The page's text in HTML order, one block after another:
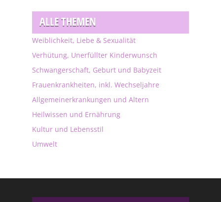
ALLE THEMEN
Weiblichkeit, Liebe & Sexualität
Verhütung, Unerfüllter Kinderwunsch
Schwangerschaft, Geburt und Babyzeit
Frauenkrankheiten, inkl. Wechseljahre
Allgemeinerkrankungen und Altern
Heilwissen und Ernährung
Kultur und Lebensstil
Umwelt